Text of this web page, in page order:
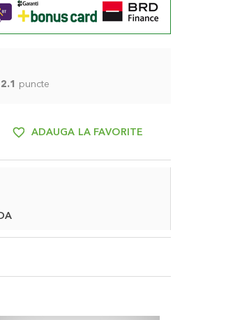
2.1 puncte
ADAUGA LA FAVORITE